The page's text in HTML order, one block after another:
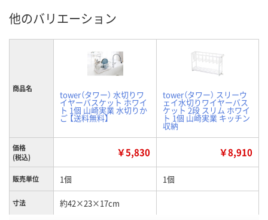
他のバリエーション
商品名
tower（タワー） 水切りワ
イヤーバスケット ホワイ
ト 1個 山崎実業 水切りか
ご 【送料無料】
tower（タワー） スリーウ
ェイ水切りワイヤーバス
ケット 2段 スリム ホワイ
ト 1個 山崎実業 キッチン
収納
価格
(税込)
￥5,830 ￥8,910
販売単位 1個 1個
寸法 約42×23×17cm